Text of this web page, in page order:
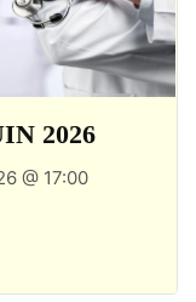
2026
@ 17:00